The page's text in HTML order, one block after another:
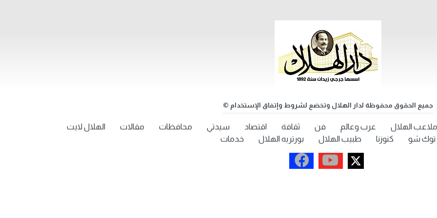
جميع الحقوق محفوظة لدار الهلال وتخضع لشروط وإتفاق الإستخدام ©
ملاعب الهلال عرب وعالم فن ثقافة اقتصاد سيدتي محافظات مقالات
الهلال لايت
توك شو
كنوزنا طبيب الهلال بورتريه الهلال خدمات